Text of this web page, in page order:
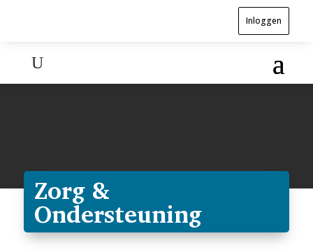
Inloggen
Zorg &
Ondersteuning